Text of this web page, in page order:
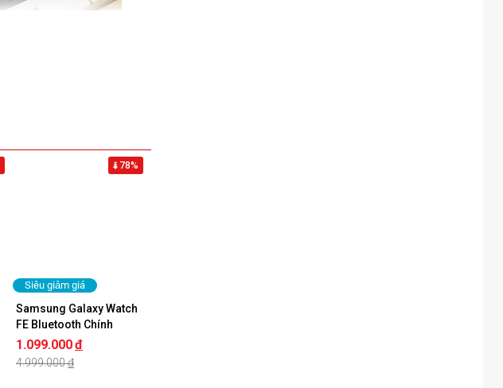
78%
Siêu giảm giá
Samsung Galaxy Watch
FE Bluetooth Chính
Hãng
1.099.000đ
4.999.000đ